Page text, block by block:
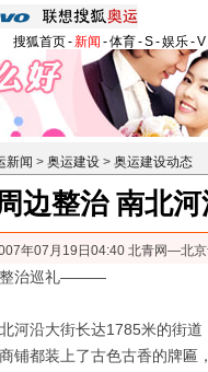
搜狐首页-新闻 -体育-S-娱乐-V
新闻 > 奥运建设 > 奥运建设动态
边整治 南北
年07月19日04:40 北青网—北京
治巡礼———
大街长达1785米的街道
铺都装上了古色古香的牌匾